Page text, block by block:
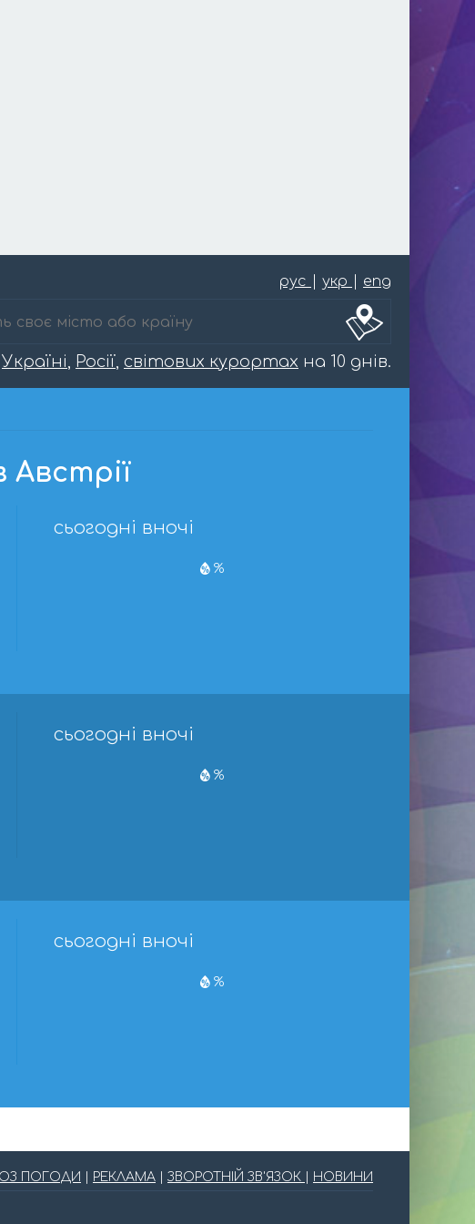
рус укр eng
Україні, Росії, світових курортах на 10 днів.
Австрії
сьогодні вночі
%
сьогодні вночі
%
сьогодні вночі
%
ПОГОДИ РЕКЛАМА ЗВОРОТНІЙ ЗВ'ЯЗОК НОВИНИ